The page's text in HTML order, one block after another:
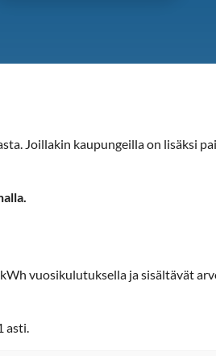
Joillakin kaupungeilla on lisäksi
vuosikulutuksella ja sisältävät
asti.